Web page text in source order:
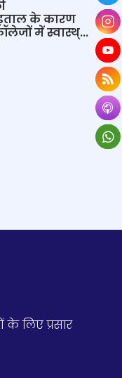
के कारण
में स्वास्थ्...
के लिए प्रसार